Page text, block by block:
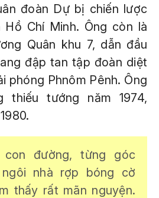
đoàn Dự bị chiến lược
Chí Minh. Ông còn là
Quân khu 7, dẫn đầu
đập tan tập đoàn diệt
phóng Phnôm Pênh. Ông
thiếu tướng năm 1974,
con đường, từng góc
nhà rợp bóng cờ
thấy rất mãn nguyện.